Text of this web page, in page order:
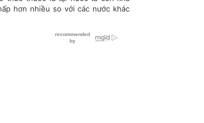
hơn nhiều so với các nước khác